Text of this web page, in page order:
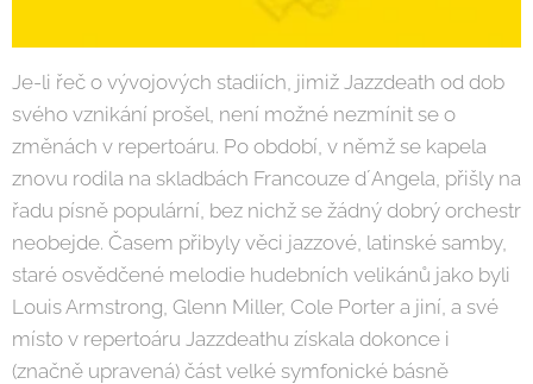
Je-li řeč o vývojových stadiích, jimiž Jazzdeath od dob
svého vznikání prošel, není možné nezmínit se o
změnách v repertoáru. Po období, v němž se kapela
znovu rodila na skladbách Francouze d´Angela, přišly na
řadu písně populární, bez nichž se žádný dobrý orchestr
neobejde. Časem přibyly věci jazzové, latinské samby,
staré osvědčené melodie hudebních velikánů jako byli
Louis Armstrong, Glenn Miller, Cole Porter a jiní, a své
místo v repertoáru Jazzdeathu získala dokonce i
(značně upravená) část velké symfonické básně